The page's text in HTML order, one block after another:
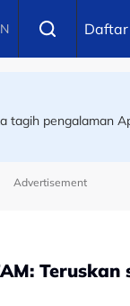
Daftar
Malaysia harus
tagih pengalaman
Advertisement